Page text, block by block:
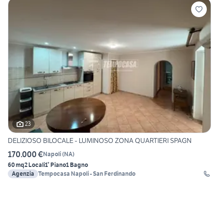
23
DELIZIOSO BILOCALE - LUMINOSO ZONA QUARTIERI SPAGN
170.000 €Napoli(NA)
60 mq2 Locali1° Piano1 Bagno
Agenzia Tempocasa Napoli - San Ferdinando